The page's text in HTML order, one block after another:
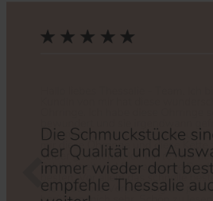
Zurück